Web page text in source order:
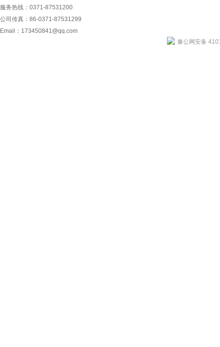
服务热线：0371-87531200
公司传真：86-0371-87531299
Email： 173450841@qq.com
豫公网安备